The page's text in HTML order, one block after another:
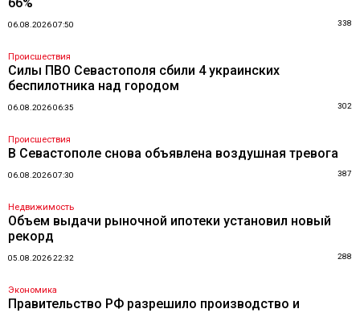
06.08.2026 07:50 338
Происшествия
Силы ПВО Севастополя сбили 4 украинских
беспилотника над городом
06.08.2026 06:35 302
Происшествия
В Севастополе снова объявлена воздушная тревога
06.08.2026 07:30 387
Недвижимость
Объем выдачи рыночной ипотеки установил новый
рекорд
05.08.2026 22:32 288
Экономика
Правительство РФ разрешило производство и